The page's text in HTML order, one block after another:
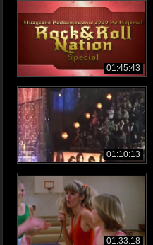
01:45:43
01:10:13
01:33:18